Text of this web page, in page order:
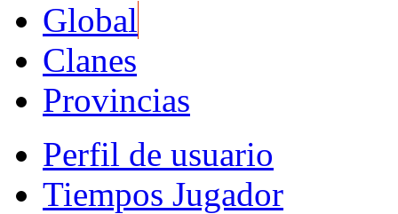
Global
Clanes
Provincias
Perfil de usuario
Tiempos Jugador